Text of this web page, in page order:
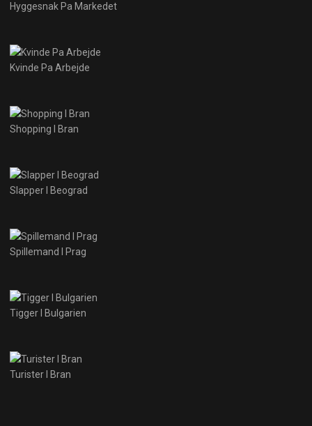
Hyggesnak Pa Markedet
Kvinde Pa Arbejde
Shopping I Bran
Slapper I Beograd
Spillemand I Prag
Tigger I Bulgarien
Turister I Bran